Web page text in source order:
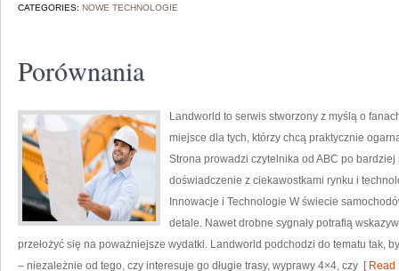
CATEGORIES: NOWE TECHNOLOGIE
Porównania
Landworld to serwis stworzony z myślą o
miejsce dla tych, którzy chcą praktycznie
Strona prowadzi czytelnika od ABC po bardziej
doświadczenie z ciekawostkami rynku i
Innowacje i Technologie W świecie
detale. Nawet drobne sygnały potrafią
przełożyć się na poważniejsze wydatki. Landworld podchodzi do tematu tak,
– niezależnie od tego, czy interesuje go długie trasy, wyprawy 4×4, czy [ Read